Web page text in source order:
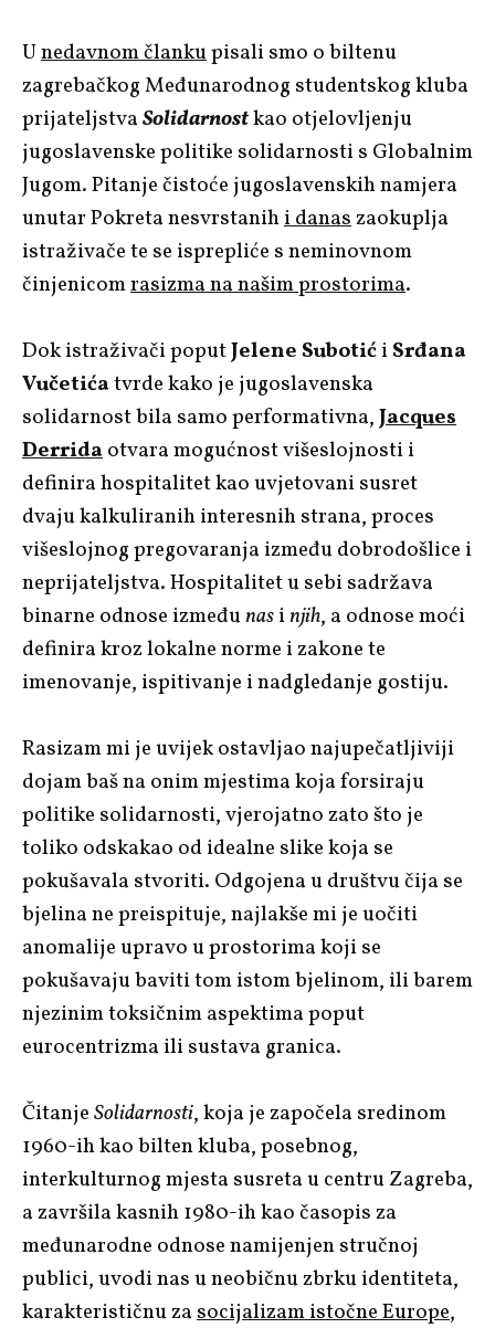
Unedavnom člankupisali smo o biltenu
zagrebačkog Međunarodnog studentskog kluba
prijateljstvaSolidarnostkao otjelovljenju
jugoslavenske politike solidarnosti s Globalnim
Jugom. Pitanje čistoće jugoslavenskih namjera
unutar Pokreta nesvrstanihi danaszaokuplja
istraživače te se isprepliće s neminovnom
činjenicomrasizma na našim prostorima.
Dok istraživači poputJelene SubotićiSrđana
Vučetićatvrde kako je jugoslavenska
solidarnost bila samo performativna,Jacques
Derridaotvara mogućnost višeslojnosti i
definira hospitalitet kao uvjetovani susret
dvaju kalkuliranih interesnih strana, proces
višeslojnog pregovaranja između dobrodošlice i
neprijateljstva. Hospitalitet u sebi sadržava
binarne odnose izmeđunasinjih, a odnose moći
definira kroz lokalne norme i zakone te
imenovanje, ispitivanje i nadgledanje gostiju.
Rasizam mi je uvijek ostavljao najupečatljiviji
dojam baš na onim mjestima koja forsiraju
politike solidarnosti, vjerojatno zato što je
toliko odskakao od idealne slike koja se
pokušavala stvoriti. Odgojena u društvu čija se
bjelina ne preispituje, najlakše mi je uočiti
anomalije upravo u prostorima koji se
pokušavaju baviti tom istom bjelinom, ili barem
njezinim toksičnim aspektima poput
eurocentrizma ili sustava granica.
ČitanjeSolidarnosti, koja je započela sredinom
1960-ih kao bilten kluba, posebnog,
interkulturnog mjesta susreta u centru Zagreba,
a završila kasnih 1980-ih kao časopis za
međunarodne odnose namijenjen stručnoj
publici, uvodi nas uneobičnu zbrku identiteta,
karakterističnu zasocijalizam istočne Europe,